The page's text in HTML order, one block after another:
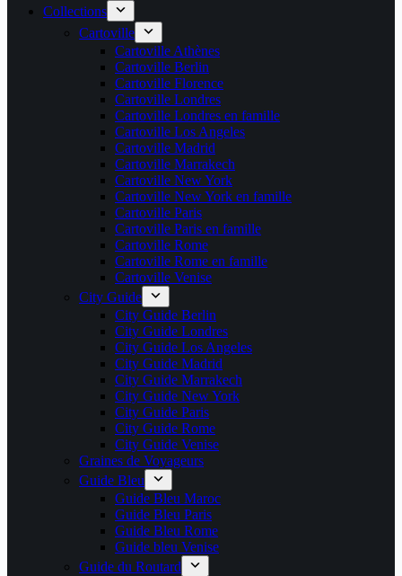
Collections
Cartoville
Cartoville Athènes
Cartoville Berlin
Cartoville Florence
Cartoville Londres
Cartoville Londres en famille
Cartoville Los Angeles
Cartoville Madrid
Cartoville Marrakech
Cartoville New York
Cartoville New York en famille
Cartoville Paris
Cartoville Paris en famille
Cartoville Rome
Cartoville Rome en famille
Cartoville Venise
City Guide
City Guide Berlin
City Guide Londres
City Guide Los Angeles
City Guide Madrid
City Guide Marrakech
City Guide New York
City Guide Paris
City Guide Rome
City Guide Venise
Graines de Voyageurs
Guide Bleu
Guide Bleu Maroc
Guide Bleu Paris
Guide Bleu Rome
Guide bleu Venise
Guide du Routard